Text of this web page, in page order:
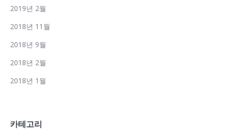
2019년 2월
2018년 11월
2018년 9월
2018년 2월
2018년 1월
카테고리